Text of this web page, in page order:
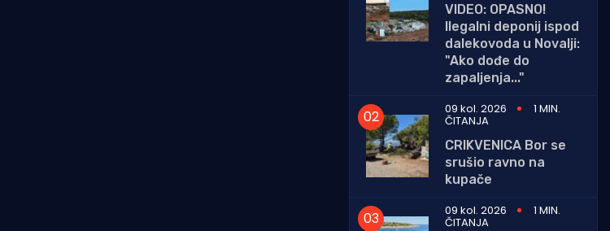
VIDEO: OPASNO!
Ilegalni deponij ispod
dalekovoda u Novalji:
"Ako dođe do
zapaljenja..."
09 kol. 2026
1 MIN.
ČITANJA
CRIKVENICA Bor se
srušio ravno na
kupače
09 kol. 2026
1 MIN.
ČITANJA